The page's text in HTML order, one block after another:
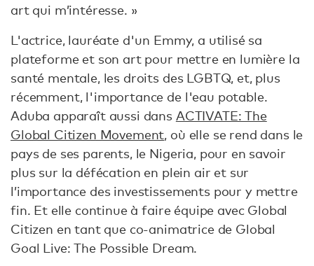
art qui m’intéresse. »
L'actrice, lauréate d'un Emmy, a utilisé sa
plateforme et son art pour mettre en lumière la
santé mentale, les droits des LGBTQ, et, plus
récemment, l'importance de l'eau potable.
Aduba apparaît aussi dans ACTIVATE: The
Global Citizen Movement, où elle se rend dans le
pays de ses parents, le Nigeria, pour en savoir
plus sur la défécation en plein air et sur
l’importance des investissements pour y mettre
fin. Et elle continue à faire équipe avec Global
Citizen en tant que co-animatrice de Global
Goal Live: The Possible Dream.